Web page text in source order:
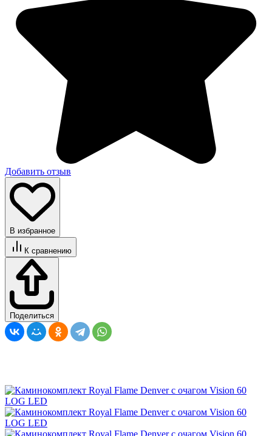
Добавить отзыв
В избранное
К сравнению
Поделиться